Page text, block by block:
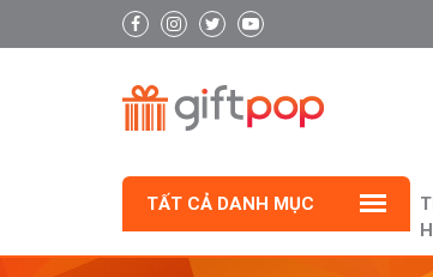
TẤT CẢ DANH MỤC